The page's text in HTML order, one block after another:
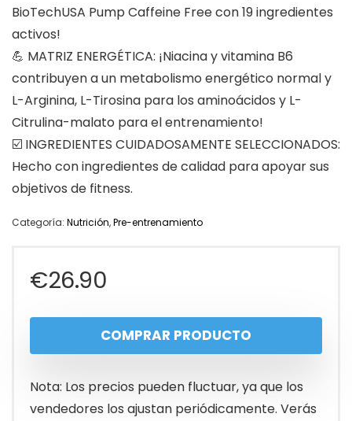
BioTechUSA Pump Caffeine Free con 19 ingredientes
activos!
💪 MATRIZ ENERGÉTICA: ¡Niacina y vitamina B6
contribuyen a un metabolismo energético normal y
L-Arginina, L-Tirosina para los aminoácidos y L-
Citrulina-malato para el entrenamiento!
☑️ INGREDIENTES CUIDADOSAMENTE SELECCIONADOS:
Hecho con ingredientes de calidad para apoyar sus
objetivos de fitness.
Categoría: Nutrición,Pre-entrenamiento
€26.90
COMPRAR PRODUCTO
Nota: Los precios pueden fluctuar, ya que los
vendedores los ajustan periódicamente. Verás